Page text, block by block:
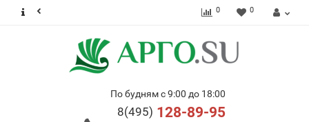
0 0
По будням с 9:00 до 18:00
8(495) 128-89-95